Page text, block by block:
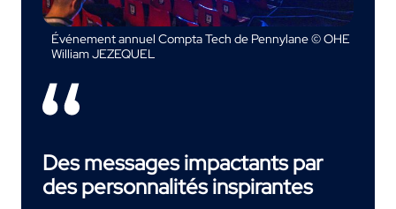
Événement annuel Compta Tech de Pennylane © OHE
William JEZEQUEL
Des messages impactants par
des personnalités inspirantes